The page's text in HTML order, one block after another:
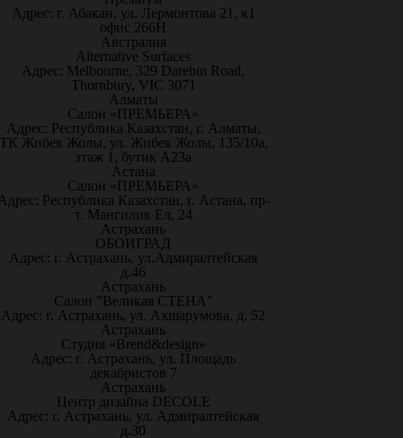
Адрес: г. Абакан, ул. Лермонтова 21, к1
офис 266Н
Австралия
Alternative Surfaces
Адрес: Melbourne, 329 Darebin Road,
Thornbury, VIC 3071
Алматы
Салон «ПРЕМЬЕРА»
Адрес: Республика Казахстан, г. Алматы,
Жибек Жолы, ул. Жибек Жолы, 135/10а,
этаж 1, бутик А23а
Астана
Салон «ПРЕМЬЕРА»
Республика Казахстан, г. Астана, пр-
т. Мангилик Ел, 24
Астрахань
ОБОИГРАД
Адрес: г. Астрахань, ул.Адмиралтейская
д.46
Астрахань
Салон "Великая СТЕНА"
Адрес: г. Астрахань, ул. Ахшарумова, д. 52
Астрахань
Студия «Brend&design»
Адрес: г. Астрахань, ул. Площадь
декабристов 7
Астрахань
Центр дизайна DECOLE
Адрес: г. Астрахань, ул. Адмиралтейская
д.30